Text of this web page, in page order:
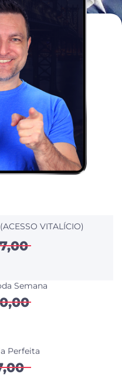
VITALÍCIO)
Semana
Perfeita